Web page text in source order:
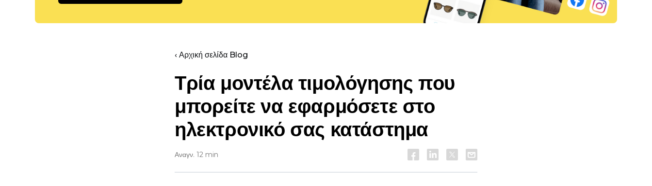
‹ Αρχική σελίδα Blog
Τρία μοντέλα τιμολόγησης που
μπορείτε να εφαρμόσετε στο
ηλεκτρονικό σας κατάστημα
Αναγν. 12 min